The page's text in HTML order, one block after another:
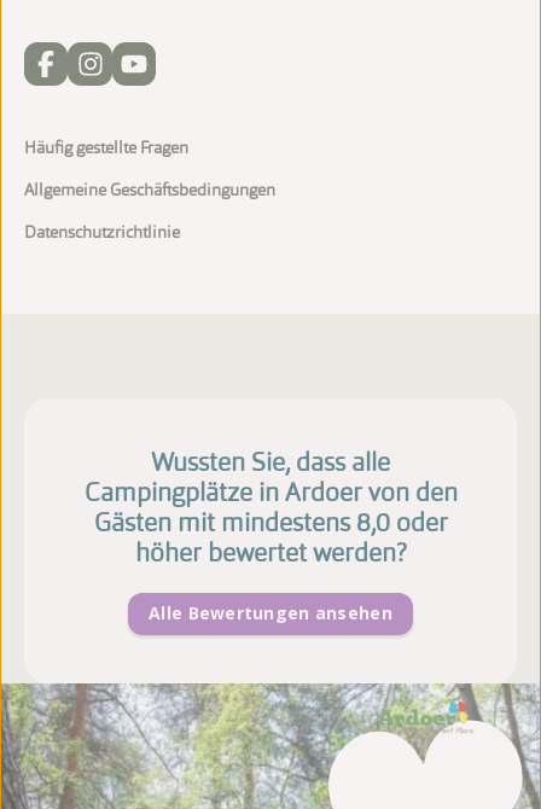
Häufig gestellte Fragen
Allgemeine Geschäftsbedingungen
Datenschutzrichtlinie
Wussten Sie, dass alle
Campingplätze in Ardoer von den
Gästen mit mindestens 8,0 oder
höher bewertet werden?
Alle Bewertungen ansehen